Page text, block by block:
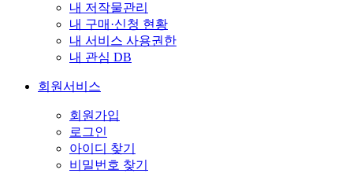
내 저작물관리
내 구매·신청 현황
내 서비스 사용권한
내 관심 DB
회원서비스
회원가입
로그인
아이디 찾기
비밀번호 찾기